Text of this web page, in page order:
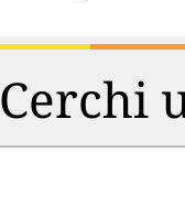
Cerchi